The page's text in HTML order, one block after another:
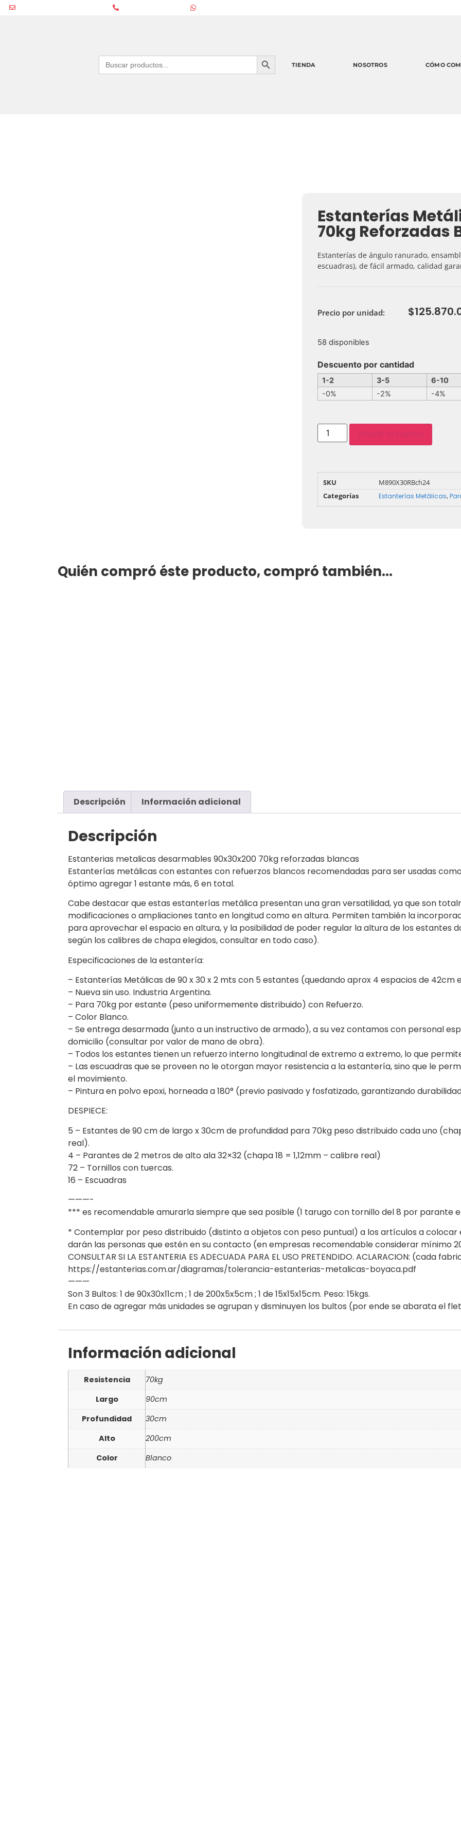
Buscar: Botón de búsqueda
TIENDA NOSOTROS CÓMO
Estanterías
70kg Reforzadas
Estanterías de ángulo ranurado,
escuadras), de fácil armado, calidad
Precio por unidad: $
58 disponibles
Descuento por cantidad
1-2 3-5 6-10
-0%
-2% -4%
Añadir al carrito
SKU
M890X30RBch24
Categorías
Estanterías Metálicas,
Quién compró éste producto, compró también...
Descripción Información adicional
Descripción
Estanterias metalicas desarmables 90x30x200 70kg reforzadas blancas
Estanterías metálicas con estantes con refuerzos blancos recomendadas para ser usadas
óptimo agregar 1 estante más, 6 en total.
Cabe destacar que estas estanterías metálica presentan una gran versatilidad, ya que son
modificaciones o ampliaciones tanto en longitud como en altura. Permiten también la
para aprovechar el espacio en altura, y la posibilidad de poder regular la altura de los estantes
según los calibres de chapa elegidos, consultar en todo caso).
Especificaciones de la estantería:
– Estanterías Metálicas de 90 x 30 x 2 mts con 5 estantes (quedando aprox 4 espacios de
– Nueva sin uso. Industria Argentina.
– Para 70kg por estante (peso uniformemente distribuido) con Refuerzo.
– Color Blanco.
– Se entrega desarmada (junto a un instructivo de armado), a su vez contamos con personal
domicilio (consultar por valor de mano de obra).
– Todos los estantes tienen un refuerzo interno longitudinal de extremo a extremo, lo que
– Las escuadras que se proveen no le otorgan mayor resistencia a la estantería, sino que le
el movimiento.
– Pintura en polvo epoxi, horneada a 180° (previo pasivado y fosfatizado, garantizando
DESPIECE:
5 – Estantes de 90 cm de largo x 30cm de profundidad para 70kg peso distribuido cada uno
real).
4 – Parantes de 2 metros de alto ala 32×32 (chapa 18 = 1,12mm – calibre real)
72 – Tornillos con tuercas.
16 – Escuadras
———-
*** es recomendable amurarla siempre que sea posible (1 tarugo con tornillo del 8 por parante
* Contemplar por peso distribuido (distinto a objetos con peso puntual) a los artículos a
darán las personas que estén en su contacto (en empresas recomendable considerar mínimo
CONSULTAR SI LA ESTANTERIA ES ADECUADA PARA EL USO PRETENDIDO. ACLARACION: (cada
https://estanterias.com.ar/diagramas/tolerancia-estanterias-metalicas-boyaca.pdf
———
Son 3 Bultos: 1 de 90x30x11cm ; 1 de 200x5x5cm ; 1 de 15x15x15cm. Peso: 15kgs.
En caso de agregar más unidades se agrupan y disminuyen los bultos (por ende se abarata el
Información adicional
Resistencia
70kg
Largo
90cm
Profundidad
30cm
Alto
200cm
Color
Blanco